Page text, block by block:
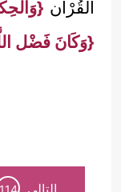
الْقُرْآن
{وَكَانَ فَضْل
التالي